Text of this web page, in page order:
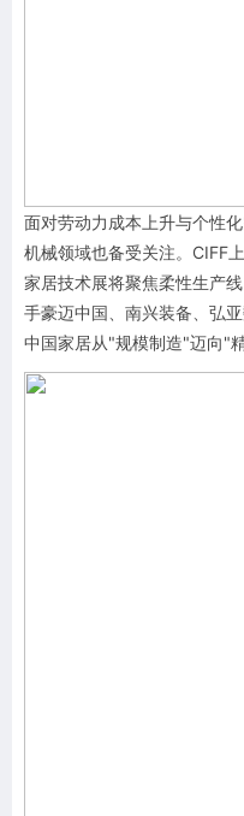
面对劳动力成本上升与个性
机械领域也备受关注。CIFF
家居技术展将聚焦柔性生产
手豪迈中国、南兴装备、弘
中国家居从"规模制造"迈向"